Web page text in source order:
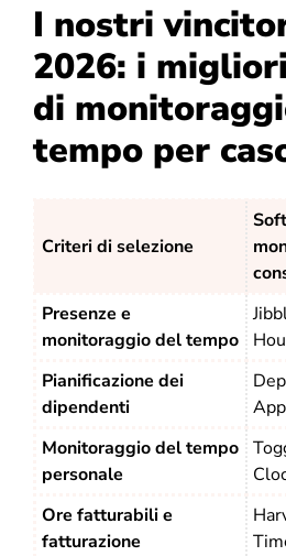
I nostri
2026: i
di
tempo per
Criteri di selezione
Presenze e
monitoraggio del tempo
Pianificazione dei
dipendenti
Monitoraggio del tempo
personale
Ore fatturabili e
fatturazione